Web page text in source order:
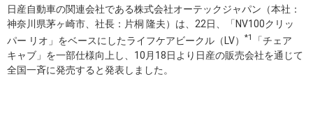
日産自動車の関連会社である株式会社オーテックジャパン（本社：
神奈川県茅ヶ崎市、社長：片桐 隆夫）は、22日、「NV100クリッ
パー リオ」をベースにしたライフケアビークル（LV） *1
「チェア
キャブ」を一部仕様向上し、10月18日より日産の販売会社を通じて
全国一斉に発売すると発表しました。